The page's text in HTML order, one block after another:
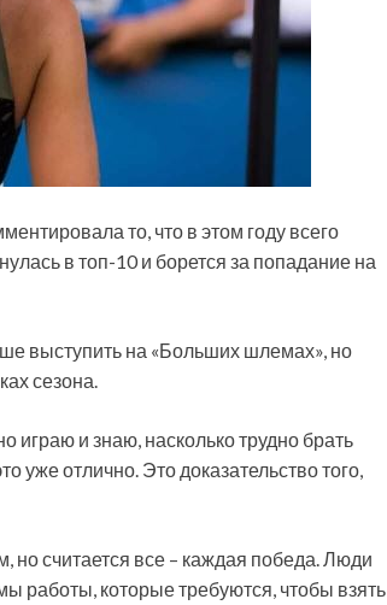
то, что в этом году всего
в топ-10 и борется за попадание на
выступить на «Больших шлемах», но
сезона.
и знаю, насколько трудно брать
уже отлично. Это доказательство того,
но считается все – каждая победа. Люди
работы, которые требуются, чтобы взять